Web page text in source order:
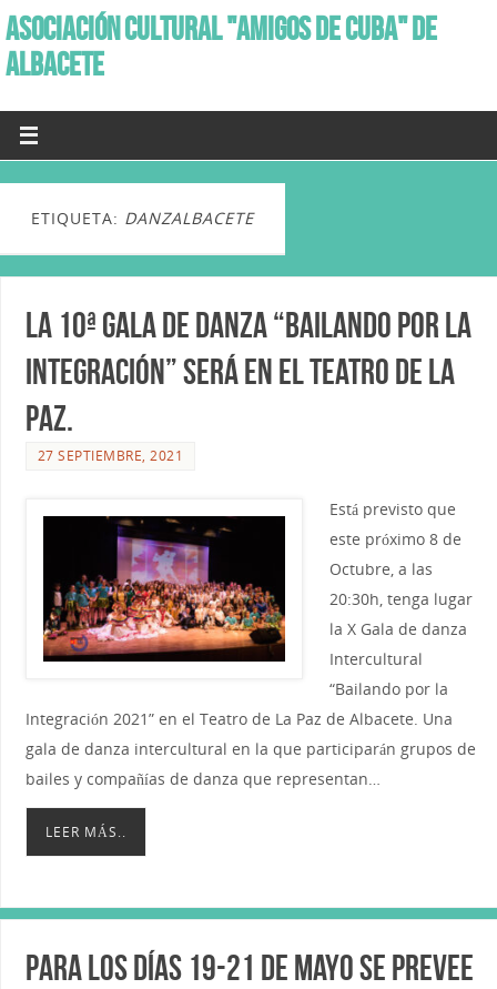
ASOCIACIÓN CULTURAL "AMIGOS DE CUBA" DE
ALBACETE
ETIQUETA: DANZALBACETE
La 10ª Gala de danza “Bailando por la
Integración” será en el Teatro de La
Paz.
27 SEPTIEMBRE, 2021
Está previsto que
este próximo 8 de
Octubre, a las
20:30h, tenga lugar
la X Gala de danza
Intercultural
“Bailando por la
Integración 2021” en el Teatro de La Paz de Albacete. Una
gala de danza intercultural en la que participarán grupos de
bailes y compañías de danza que representan…
LEER MÁS..
Para los días 19-21 de Mayo se prevee